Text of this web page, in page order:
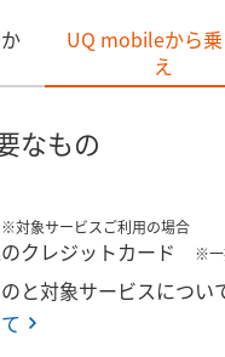
UQ mobileから
え
なもの
※対象サービスご利用の場合
クレジットカード ※一
と対象サービスについ